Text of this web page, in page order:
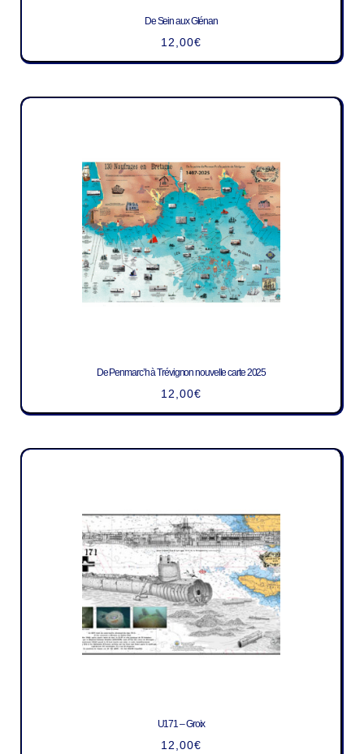
De Sein aux Glénan
12,00€
De Penmarc’h à Trévignon nouvelle carte 2025
12,00€
U171 – Groix
12,00€